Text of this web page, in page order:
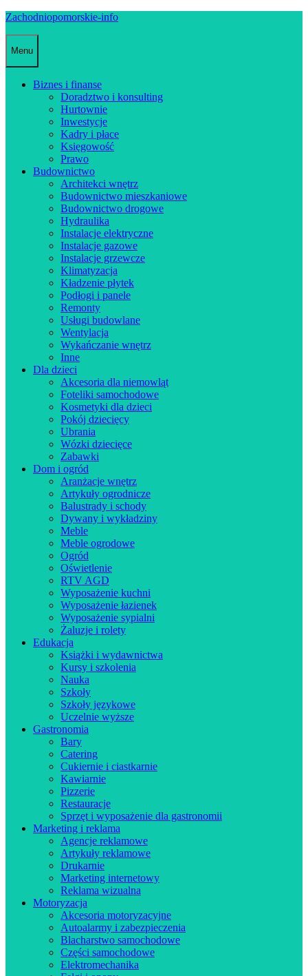
Skip
Zachodniopomorskie-info
Menu
Biznes i finanse
Doradztwo i konsulting
Hurtownie
Inwestycje
Kadry i płace
Księgowość
Prawo
Budownictwo
Architekci wnętrz
Budownictwo mieszkaniowe
Budownictwo drogowe
Hydraulika
Instalacje elektryczne
Instalacje gazowe
Instalacje grzewcze
Klimatyzacja
Kładzenie płytek
Podłogi i panele
Remonty
Usługi budowlane
Wentylacja
Wykańczanie wnętrz
Inne
Dla dzieci
Akcesoria dla niemowląt
Foteliki samochodowe
Kosmetyki dla dzieci
Pokój dziecięcy
Ubrania
Wózki dziecięce
Zabawki
Dom i ogród
Aranżacje wnętrz
Artykuły ogrodnicze
Balustrady i schody
Dywany i wykładziny
Meble
Meble ogrodowe
Ogród
Oświetlenie
RTV AGD
Wyposażenie kuchni
Wyposażenie łazienek
Wyposażenie sypialni
Żaluzje i rolety
Edukacja
Książki i wydawnictwa
Kursy i szkolenia
Nauka
Szkoły
Szkoły językowe
Uczelnie wyższe
Gastronomia
Bary
Catering
Cukiernie i ciastkarnie
Kawiarnie
Pizzerie
Restauracje
Sprzęt i wyposażenie dla gastronomii
Marketing i reklama
Agencje reklamowe
Artykuły reklamowe
Drukarnie
Marketing internetowy
Reklama wizualna
Motoryzacja
Akcesoria motoryzacyjne
Autoalarmy i zabezpieczenia
Blacharstwo samochodowe
Części samochodowe
Elektromechanika